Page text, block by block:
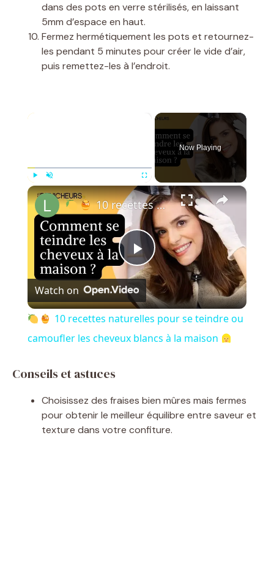
dans des pots en verre stérilisés, en laissant
5mm d’espace en haut.
Fermez hermétiquement les pots et retournez-
les pendant 5 minutes pour créer le vide d’air,
puis remettez-les à l’endroit.
Unmute Fullscreen
Now Playing
×
P
l
a
V
10 recettes naturelles pour se teindre ou camoufler les cheveux blancs à la maison
Watch on
10 recettes naturelles pour se teindre ou
camoufler les cheveux blancs à la maison
Conseils et astuces
Choisissez des fraises bien mûres mais fermes
pour obtenir le meilleur équilibre entre saveur et
texture dans votre confiture.